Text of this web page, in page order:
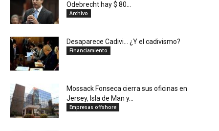
Odebrecht hay $ 80...
Archivo
Desaparece Cadivi… ¿Y el cadivismo?
Financiamiento
Mossack Fonseca cierra sus oficinas en
Jersey, Isla de Man y...
Empresas offshore